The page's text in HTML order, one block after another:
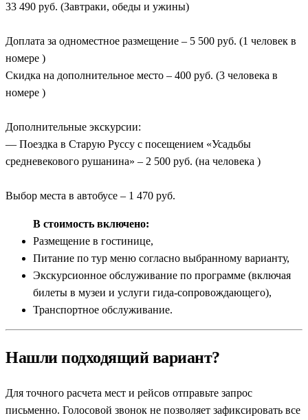
33 490 руб. (Завтраки, обеды и ужины)
Доплата за одноместное размещение – 5 500 руб. (1 человек в
номере )
Скидка на дополнительное место – 400 руб. (3 человека в
номере )
Дополнительные экскурсии:
— Поездка в Старую Руссу с посещением «Усадьбы
средневекового рушанина» – 2 500 руб. (на человека )
Выбор места в автобусе – 1 470 руб.
В стоимость включено:
Размещение в гостинице,
Питание по тур меню согласно выбранному варианту,
Экскурсионное обслуживание по программе (включая
билеты в музеи и услуги гида-сопровождающего),
Транспортное обслуживание.
Нашли подходящий вариант?
Для точного расчета мест и рейсов отправьте запрос
письменно. Голосовой звонок не позволяет зафиксировать все